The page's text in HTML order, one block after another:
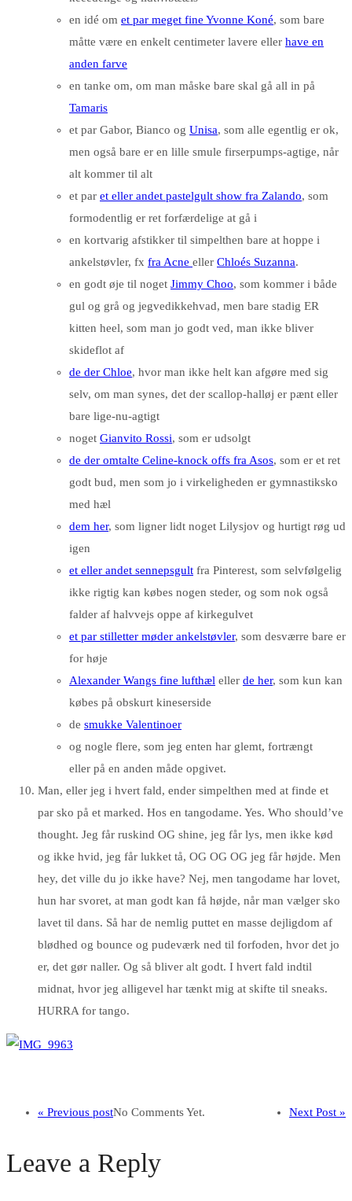
en idé om et par meget fine Yvonne Koné, som bare
måtte være en enkelt centimeter lavere eller have en
anden farve
en tanke om, om man måske bare skal gå all in på
Tamaris
et par Gabor, Bianco og Unisa, som alle egentlig er ok,
men også bare er en lille smule firserpumps-agtige, når
alt kommer til alt
et par et eller andet pastelgult show fra Zalando, som
formodentlig er ret forfærdelige at gå i
en kortvarig afstikker til simpelthen bare at hoppe i
ankelstøvler, fx fra Acne eller Chloés Suzanna.
en godt øje til noget Jimmy Choo, som kommer i både
gul og grå og jegvedikkehvad, men bare stadig ER
kitten heel, som man jo godt ved, man ikke bliver
skideflot af
de der Chloe, hvor man ikke helt kan afgøre med sig
selv, om man synes, det der scallop-halløj er pænt eller
bare lige-nu-agtigt
noget Gianvito Rossi, som er udsolgt
de der omtalte Celine-knock offs fra Asos, som er et ret
godt bud, men som jo i virkeligheden er gymnastiksko
med hæl
dem her, som ligner lidt noget Lilysjov og hurtigt røg ud
igen
et eller andet sennepsgult fra Pinterest, som selvfølgelig
ikke rigtig kan købes nogen steder, og som nok også
falder af halvvejs oppe af kirkegulvet
et par stilletter møder ankelstøvler, som desværre bare er
for høje
Alexander Wangs fine lufthæl eller de her, som kun kan
købes på obskurt kineserside
de smukke Valentinoer
og nogle flere, som jeg enten har glemt, fortrængt
eller på en anden måde opgivet.
Man, eller jeg i hvert fald, ender simpelthen med at finde et
par sko på et marked. Hos en tangodame. Yes. Who should’ve
thought. Jeg får ruskind OG shine, jeg får lys, men ikke kød
og ikke hvid, jeg får lukket tå, OG OG OG jeg får højde. Men
hey, det ville du jo ikke have? Nej, men tangodame har lovet,
hun har svoret, at man godt kan få højde, når man vælger sko
lavet til dans. Så har de nemlig puttet en masse dejligdom af
blødhed og bounce og pudeværk ned til forfoden, hvor det jo
er, det gør naller. Og så bliver alt godt. I hvert fald indtil
midnat, hvor jeg alligevel har tænkt mig at skifte til sneaks.
HURRA for tango.
« Previous post Next Post »
No Comments Yet.
Leave a Reply